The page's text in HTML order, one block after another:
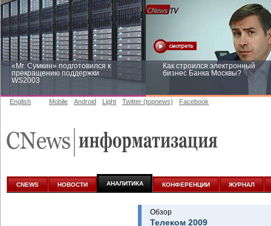
«Mr. Сумкин» подготовился к
прекращению поддержки
WS2003
Как строился электронный
бизнес Банка Москвы?
аналитике
English Mobile Android Light Twitter (topnews) Facebook
CNEWS НОВОСТИ АНАЛИТИКА КОНФЕРЕНЦИИ ЖУРНАЛ
Обзор
Телеком 2009